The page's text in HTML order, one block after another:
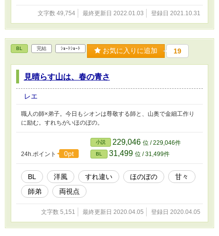
文字数 49,754 最終更新日 2022.01.03 登録日 2021.10.31
BL 完結 ｼｮｰﾄｼｮｰﾄ お気に入りに追加 19
見晴らす山は、春の青さ
レエ
職人の師×弟子。今日もシオンは尊敬する師と、山奥で金細工作り
に励む。すれちがいほのぼの。
24h.ポイント 0pt
小説 229,046 位 / 229,046件
BL 31,499 位 / 31,499件
BL 洋風 すれ違い ほのぼの
甘々
師弟
両視点
文字数 5,151 最終更新日 2020.04.05 登録日 2020.04.05